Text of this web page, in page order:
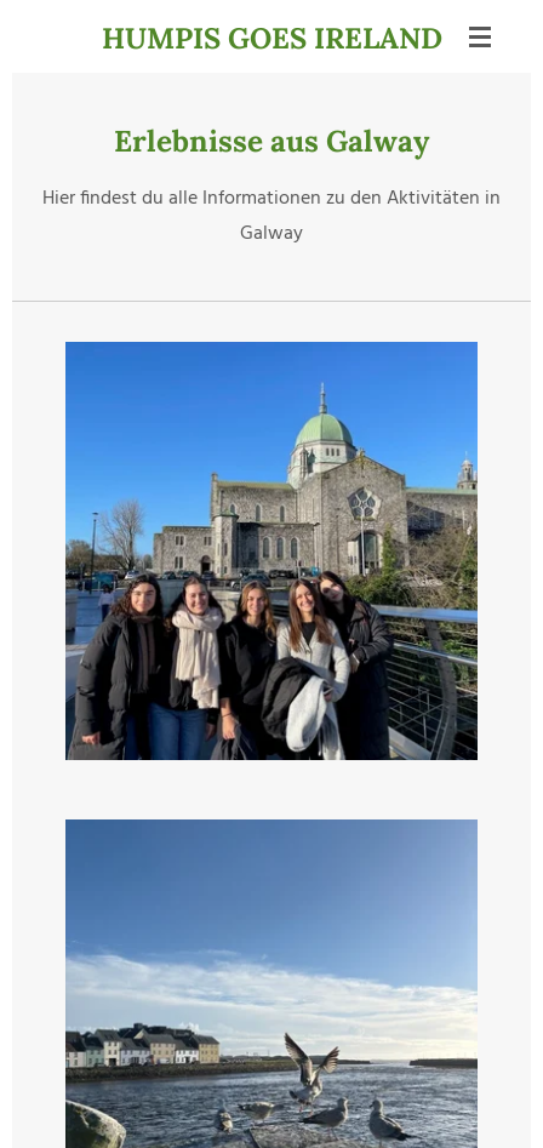
HUMPIS GOES IRELAND
Erlebnisse aus Galway
Hier findest du alle Informationen zu den Aktivitäten in
Galway